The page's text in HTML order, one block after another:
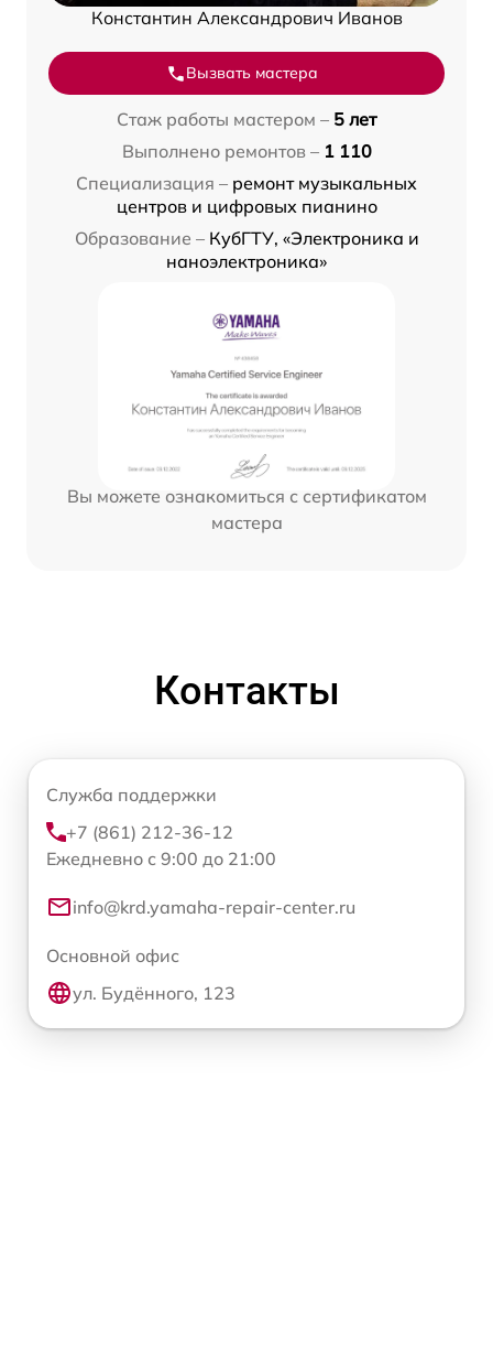
Константин Александрович Иванов
Вызвать мастера
Стаж работы мастером – 5 лет
Выполнено ремонтов – 1 110
Специализация – ремонт музыкальных
центров и цифровых пианино
Образование – КубГТУ, «Электроника и
наноэлектроника»
Вы можете ознакомиться с сертификатом
мастера
Контакты
Служба поддержки
+7 (861) 212-36-12
Ежедневно с 9:00 до 21:00
info@krd.yamaha-repair-center.ru
Основной офис
ул. Будённого, 123